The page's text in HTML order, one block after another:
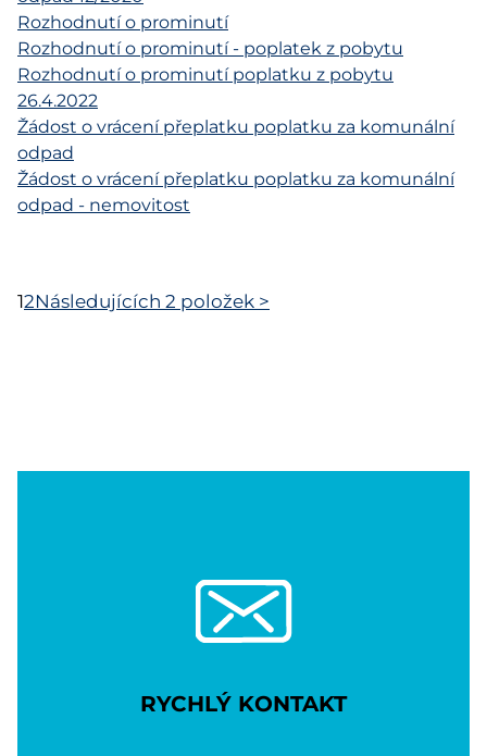
Rozhodnutí o prominutí
Rozhodnutí o prominutí - poplatek z pobytu
Rozhodnutí o prominutí poplatku z pobytu
26.4.2022
Žádost o vrácení přeplatku poplatku za komunální
odpad
Žádost o vrácení přeplatku poplatku za komunální
odpad - nemovitost
12Následujících 2 položek >
RYCHLÝ KONTAKT